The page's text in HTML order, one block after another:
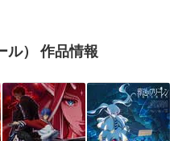
ル） 作品情報